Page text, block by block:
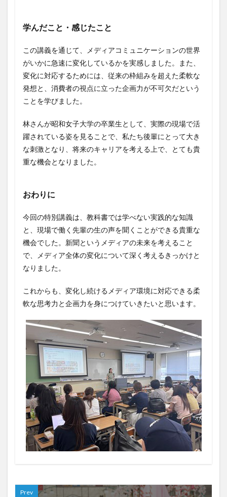
学んだこと・感じたこと
この講義を通じて、メディアコミュニケーションの世界
がいかに急速に変化しているかを実感しました。また、
変化に対応するためには、従来の枠組みを超えた柔軟な
発想と、消費者の視点に立った企画力が不可欠だという
ことを学びました。
林さんが昭和女子大学の卒業生として、実際の現場で活
躍されている姿を見ることで、私たち後輩にとって大き
な刺激となり、将来のキャリアを考える上で、とても貴
重な機会となりました。
おわりに
今回の特別講義は、教科書では学べない実践的な知識
と、現場で働く先輩の生の声を聞くことができる貴重な
機会でした。新聞というメディアの未来を考えること
で、メディア全体の変化について深く考えるきっかけと
なりました。
これからも、変化し続けるメディア環境に対応できる柔
軟な思考力と企画力を身につけていきたいと思います。
Prev